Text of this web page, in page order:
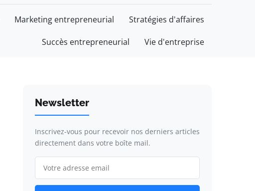
Marketing entrepreneurial Stratégies d'affaires
Succès entrepreneurial Vie d'entreprise
Newsletter
Inscrivez-vous pour recevoir nos derniers articles
directement dans votre boîte mail.